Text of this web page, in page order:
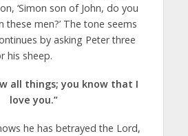
‘Simon son of John, do you
these men?’ The tone seems
by asking Peter three
his sheep.
all things; you know that I
love you.”
he has betrayed the Lord,